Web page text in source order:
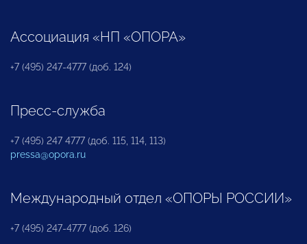
Ассоциация «НП «ОПОРА»
+7 (495) 247-4777 (доб. 124)
Пресс-служба
+7 (495) 247 4777 (доб. 115, 114, 113)
pressa@opora.ru
Международный отдел «ОПОРЫ РОССИИ»
+7 (495) 247-4777 (доб. 126)